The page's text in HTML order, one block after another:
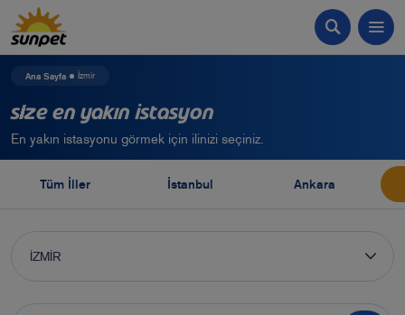
Ana Sayfa İzmir
Size En Yakın İstasyon
En yakın istasyonu görmek için ilinizi seçiniz.
Tüm İller İstanbul Ankara
İZMİR